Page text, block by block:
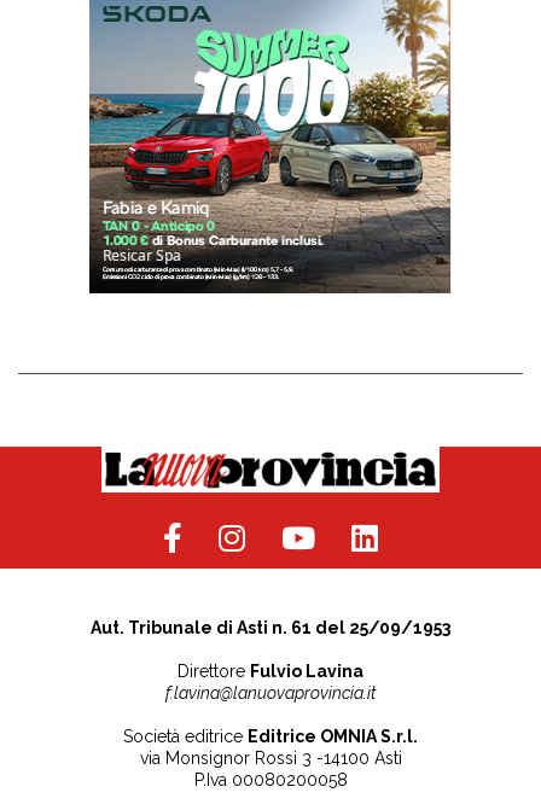
Aut. Tribunale di Asti n. 61 del 25/09/1953
Direttore Fulvio Lavina
f.lavina@lanuovaprovincia.it
Società editrice Editrice OMNIA S.r.l.
via Monsignor Rossi 3 -14100 Asti
P.Iva 00080200058